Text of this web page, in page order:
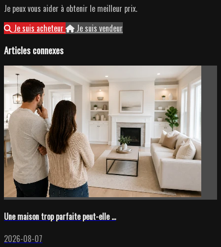
Je peux vous aider à obtenir le meilleur prix.
Je suis acheteur
Je suis vendeur
Articles connexes
Une maison trop parfaite peut-elle ...
2026-08-07